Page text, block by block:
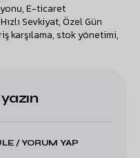
,E-ticaret
Hızlı Sevkiyat,Özel Gün
karşılama, stok yönetimi,
/ YORUM YAP